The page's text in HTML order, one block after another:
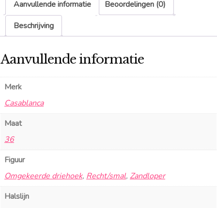
Aanvullende informatie
Beoordelingen (0)
Beschrijving
Aanvullende informatie
Merk
Casablanca
Maat
36
Figuur
Omgekeerde driehoek, Recht/smal, Zandloper
Halslijn